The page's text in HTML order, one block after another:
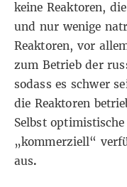
keine Reaktoren,
und nur wenige
Reaktoren, vor
zum Betrieb der
sodass es schwer
die Reaktoren
Selbst
„kommerziell“
aus.